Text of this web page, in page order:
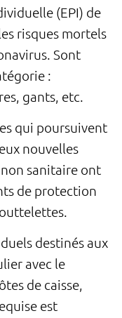
(EPI) de
risques mortels
Sont
:
gants, etc.
qui poursuivent
nouvelles
sanitaire ont
de protection
destinés aux
avec le
de caisse,
est